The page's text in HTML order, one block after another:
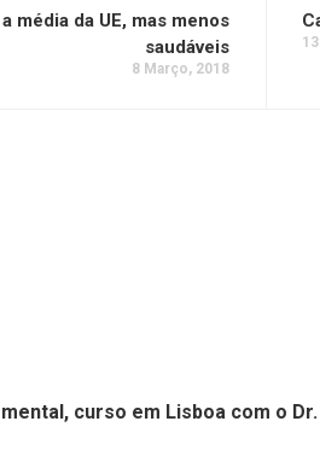
média da UE, mas menos
saudáveis
8 Março, 2018
curso em Lisboa com o